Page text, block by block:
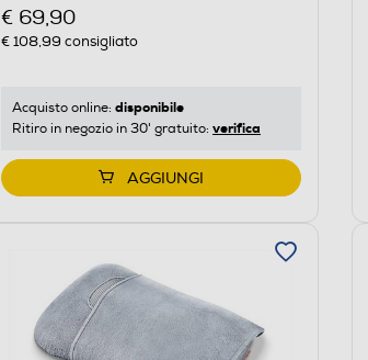
€ 69,90
€ 108,99 consigliato
Acquisto online: disponibile
Ritiro in negozio in 30' gratuito: verifica
AGGIUNGI